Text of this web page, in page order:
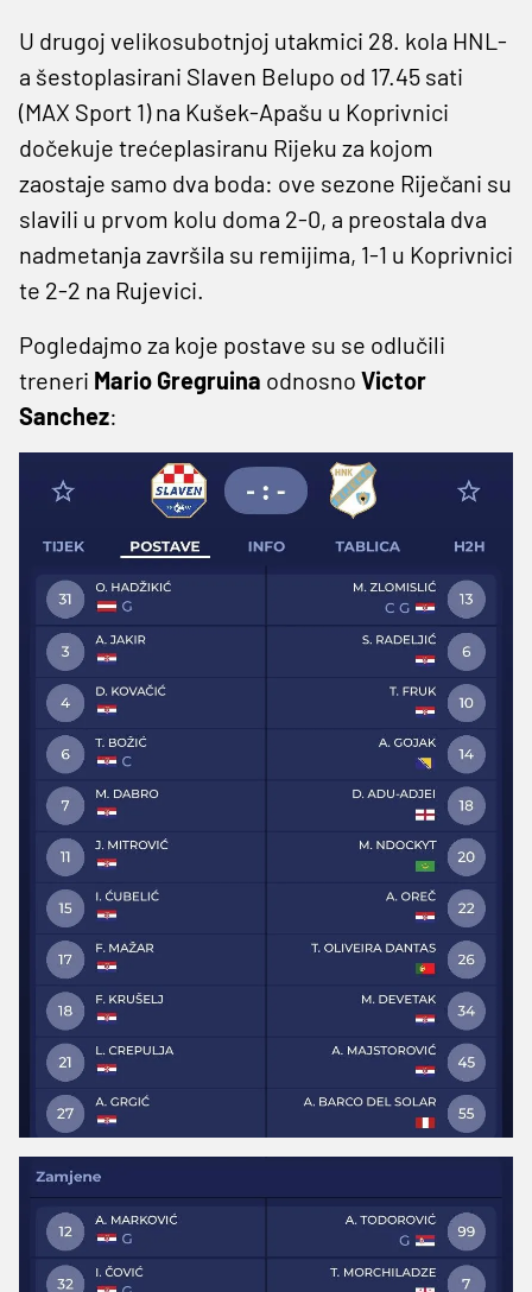
U drugoj velikosubotnjoj utakmici 28. kola HNL-
a šestoplasirani Slaven Belupo od 17.45 sati
(MAX Sport 1) na Kušek-Apašu u Koprivnici
dočekuje trećeplasiranu Rijeku za kojom
zaostaje samo dva boda: ove sezone Riječani su
slavili u prvom kolu doma 2-0, a preostala dva
nadmetanja završila su remijima, 1-1 u Koprivnici
te 2-2 na Rujevici.
Pogledajmo za koje postave su se odlučili
treneri Mario Gregruina odnosno Victor
Sanchez: